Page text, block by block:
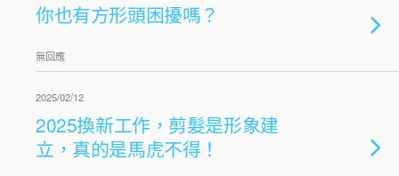
你也有方形頭困擾嗎？
無回應
2025/02/12
2025換新工作，剪髮是形象建
立，真的是馬虎不得！